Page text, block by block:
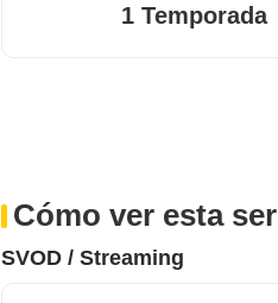
1 Temporada
Cómo ver esta
SVOD / Streaming